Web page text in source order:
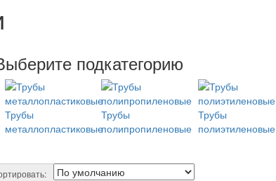
подкатегорию
Трубы
металлопластиковые
Трубы
полипропиленовые
Трубы
полиэтиленовые